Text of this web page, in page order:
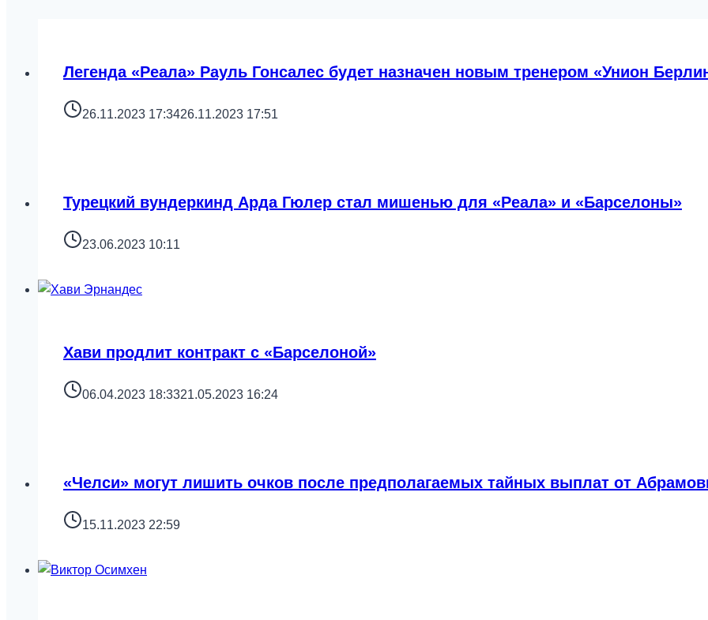
Легенда «Реала» Рауль Гонсалес будет назначен новым тренером «Унион
26.11.2023 17:3426.11.2023 17:51
Турецкий вундеркинд Арда Гюлер стал мишенью для «Реала» и «Барселоны»
23.06.2023 10:11
Хави продлит контракт с «Барселоной»
06.04.2023 18:3321.05.2023 16:24
«Челси» могут лишить очков после предполагаемых тайных выплат от
15.11.2023 22:59